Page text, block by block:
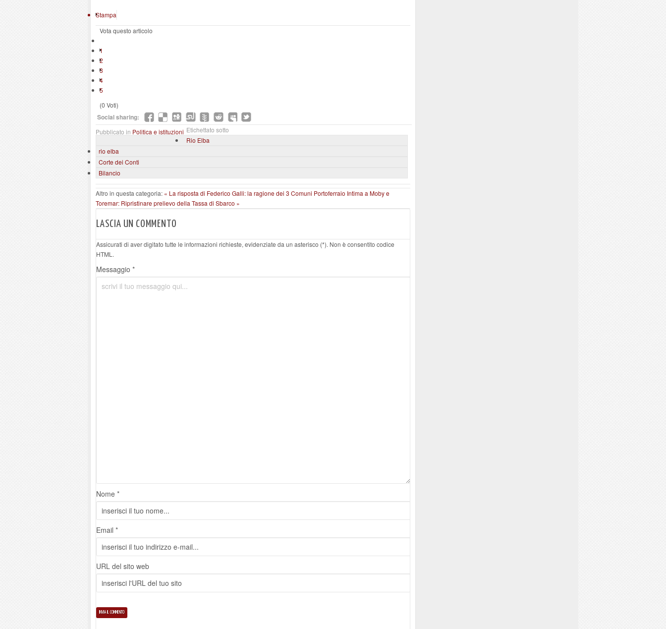
Stampa
Vota questo articolo
1
2
3
4
5
(0 Voti)
Social sharing:
Pubblicato in Politica e istituzioni Etichettato sotto
Rio Elba
rio elba
Corte dei Conti
Bilancio
Altro in questa categoria: « La risposta di Federico Galli: la ragione dei 3 Comuni Portoferraio Intima a Moby e
Toremar: Ripristinare prelievo della Tassa di Sbarco »
LASCIA UN COMMENTO
Assicurati di aver digitato tutte le informazioni richieste, evidenziate da un asterisco (*). Non è consentito codice
HTML.
Messaggio *
Nome *
Email *
URL del sito web